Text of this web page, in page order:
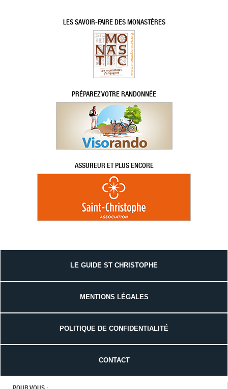
LES SAVOIR-FAIRE DES MONASTÈRES
PRÉPAREZ VOTRE RANDONNÉE
ASSUREUR ET PLUS ENCORE
LE GUIDE ST CHRISTOPHE
MENTIONS LÉGALES
POLITIQUE DE CONFIDENTIALITÉ
CONTACT